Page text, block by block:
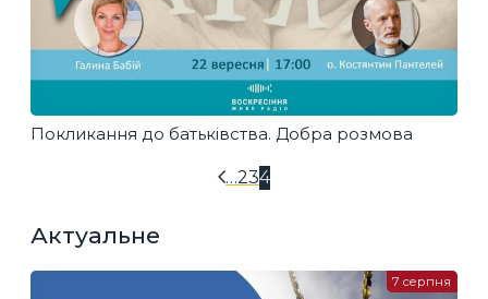
Покликання до батьківства. Добра розмова
…234
Актуальне
7 серпня